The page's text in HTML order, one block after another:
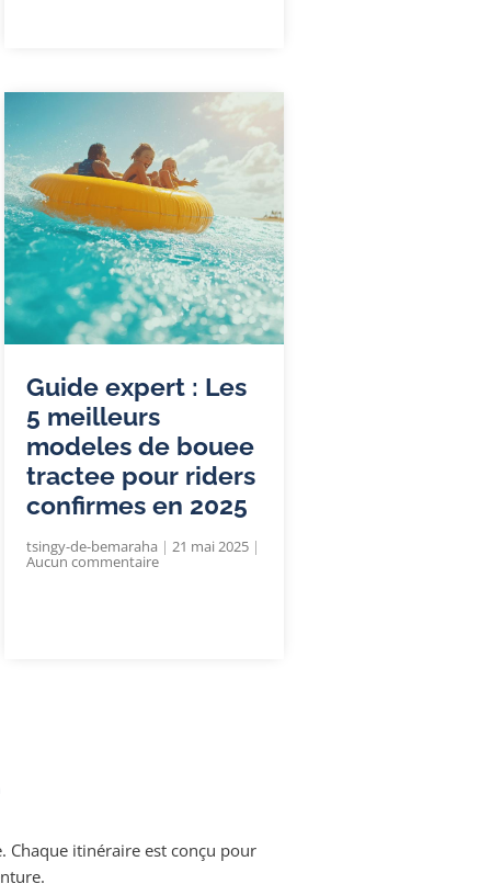
Guide expert : Les
5 meilleurs
modeles de bouee
tractee pour riders
confirmes en 2025
tsingy-de-bemaraha 21 mai 2025
Aucun commentaire
Chaque itinéraire est conçu pour